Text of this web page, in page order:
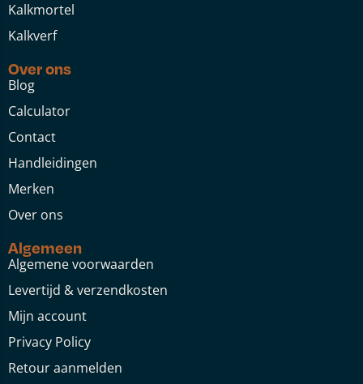
Kalkmortel
Kalkverf
Over ons
Blog
Calculator
Contact
Handleidingen
Merken
Over ons
Algemeen
Algemene voorwaarden
Levertijd & verzendkosten
Mijn account
Privacy Policy
Retour aanmelden